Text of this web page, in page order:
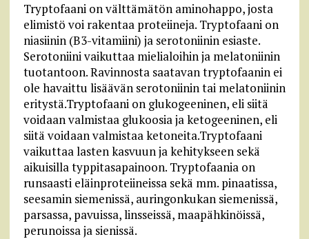
Tryptofaani on välttämätön aminohappo, josta
elimistö voi rakentaa proteiineja. Tryptofaani on
niasiinin (B3-vitamiini) ja serotoniinin esiaste.
Serotoniini vaikuttaa mielialoihin ja melatoniinin
tuotantoon. Ravinnosta saatavan tryptofaanin ei
ole havaittu lisäävän serotoniinin tai melatoniinin
eritystä.Tryptofaani on glukogeeninen, eli siitä
voidaan valmistaa glukoosia ja ketogeeninen, eli
siitä voidaan valmistaa ketoneita.Tryptofaani
vaikuttaa lasten kasvuun ja kehitykseen sekä
aikuisilla typpitasapainoon. Tryptofaania on
runsaasti eläinproteiineissa sekä mm. pinaatissa,
seesamin siemenissä, auringonkukan siemenissä,
parsassa, pavuissa, linsseissä, maapähkinöissä,
perunoissa ja sienissä.